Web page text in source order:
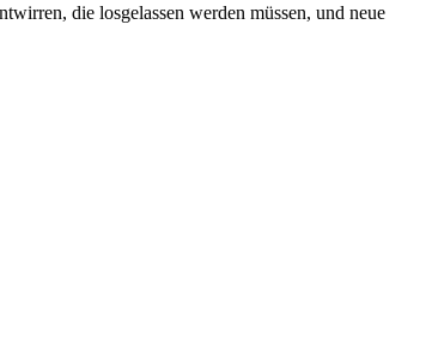
die losgelassen werden müssen, und neue